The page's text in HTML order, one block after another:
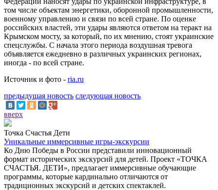
том числе объектам энергетики, оборонной промышленности,
военному управлению и связи по всей стране. По оценке
российских властей, эти удары являются ответом на теракт на
Крымском мосту, за который, по их мнению, стоят украинские
спецслужбы. С начала этого периода воздушная тревога
объявляется ежедневно в различных украинских регионах,
иногда - по всей стране.
Источник и фото - ria.ru
предыдущая новость следующая новость
вверх
Точка Счастья Дети
Уникальные иммерсивные игры-экскурсии
Ко Дню Победы в России представили инновационный
формат исторических экскурсий для детей. Проект «ТОЧКА
СЧАСТЬЯ. ДЕТИ», предлагает иммерсивные обучающие
программы, которые кардинально отличаются от
традиционных экскурсий и детских спектаклей.